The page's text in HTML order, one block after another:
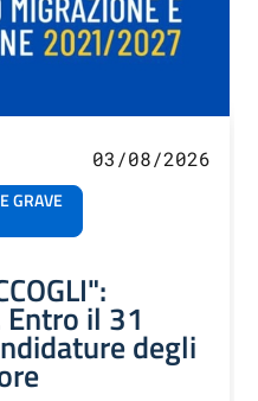
GRAVE
03/08/2026
il 31
degli